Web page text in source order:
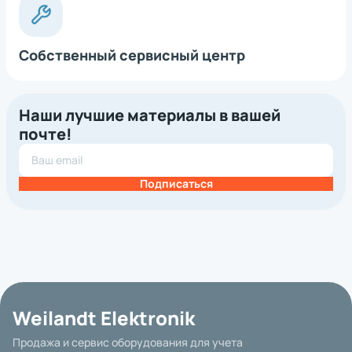
Собственный сервисный центр
Наши лучшие материалы в вашей
почте!
Подписаться
Weilandt Elektronik
Продажа и сервис оборудования для учета